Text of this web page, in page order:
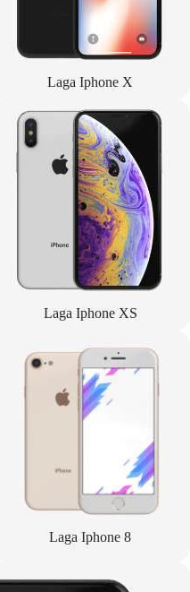
Laga Iphone X
Laga Iphone XS
Laga Iphone 8